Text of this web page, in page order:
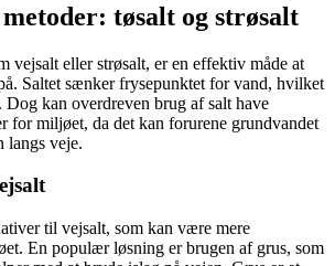
tøsalt og strøsalt
vejsalt eller strøsalt, er en effektiv måde at
Saltet sænker frysepunktet for vand, hvilket
Dog kan overdreven brug af salt have
for miljøet, da det kan forurene grundvandet
langs veje.
til vejsalt, som kan være mere
En populær løsning er brugen af grus, som